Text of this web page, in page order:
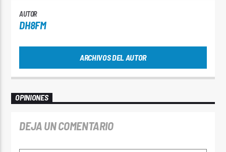
AUTOR
DH8FM
ARCHIVOS DEL AUTOR
OPINIONES
DEJA UN COMENTARIO